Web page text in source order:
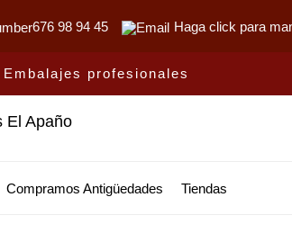
676 98 94 45 Haga click para
profesionales
Compramos Antigüedades Tiendas